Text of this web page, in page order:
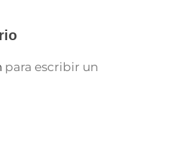
para escribir un